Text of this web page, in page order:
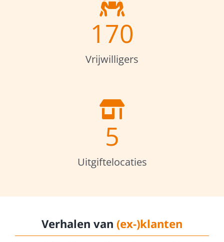
170
Vrijwilligers
5
Uitgiftelocaties
Verhalen van (ex-)klanten